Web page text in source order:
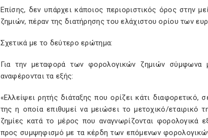
Επίσης, δεν υπάρχει κάποιος περιοριστικός όρος στην
ζημιών, πέραν της διατήρησης του ελάχιστου ορίου των
Σχετικά με το δεύτερο ερώτημα:
Για την μεταφορά των φορολογικών ζημιών
αναφέρονται τα εξής:
«Ελλείψει ρητής διάταξης που ορίζει κάτι διαφορετικό,
της η οποία επιθυμεί να μειώσει το μετοχικό/
ζημίες κατά το μέρος που αναγνωρίζονται φορολογικά
προς συμψηφισμό με τα κέρδη των επόμενων